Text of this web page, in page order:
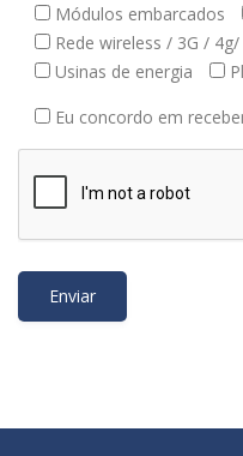
Módulos embarcados
Rede wireless / 3G / 4g/
Usinas de energia
Eu concordo em